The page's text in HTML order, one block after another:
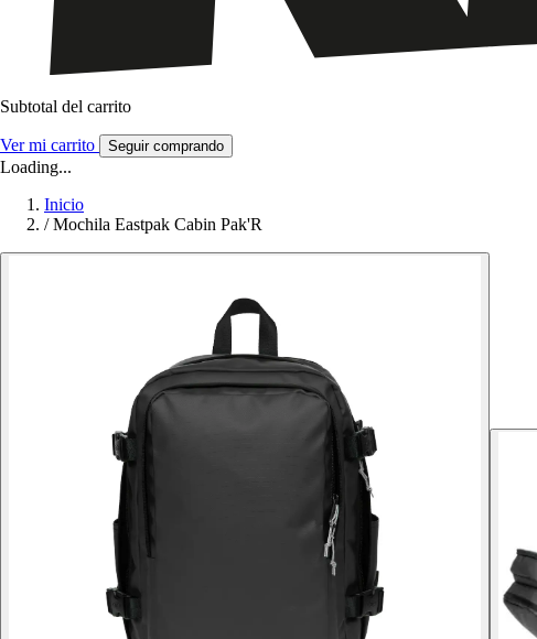
Subtotal del carrito
Ver mi carrito Seguir comprando
Loading...
Inicio
/ Mochila Eastpak Cabin Pak'R